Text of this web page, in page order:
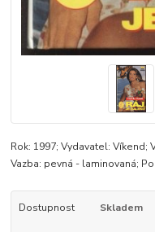
Rok: 1997; Vydavatel: Víkend;
Vazba: pevná - laminovaná;
Dostupnost Skladem